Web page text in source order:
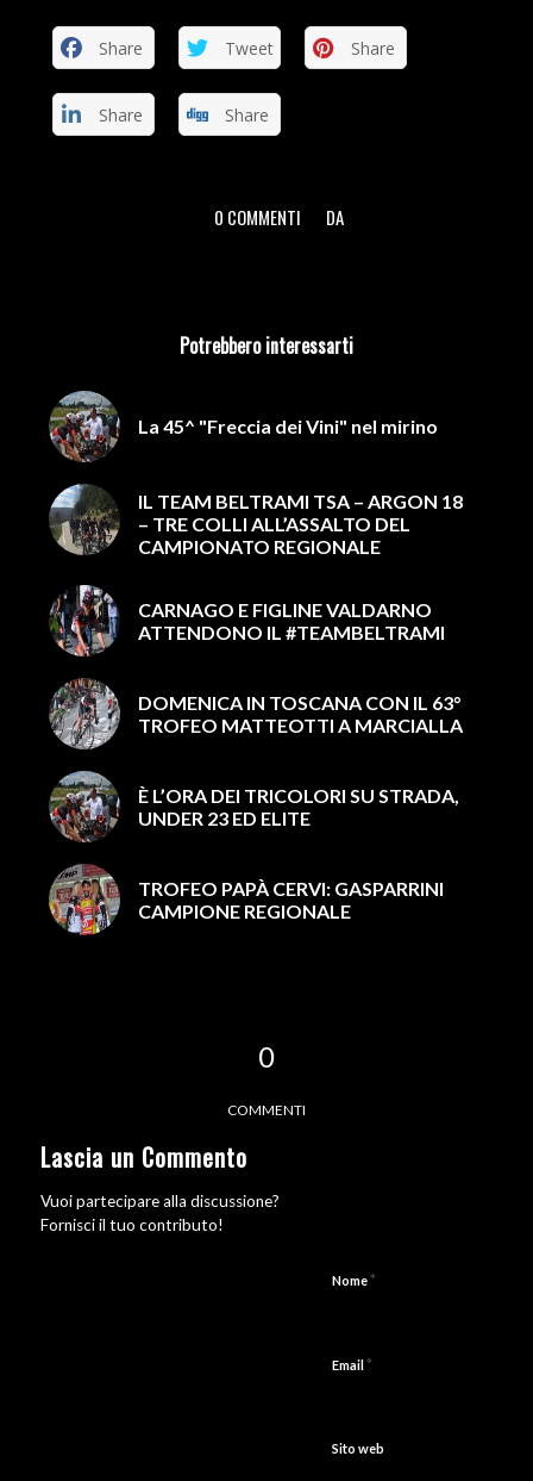
Share Tweet Share
Share Share
0 COMMENTI
/ DA
Potrebbero interessarti
La 45^ "Freccia dei Vini" nel mirino
IL TEAM BELTRAMI TSA – ARGON 18
– TRE COLLI ALL’ASSALTO DEL
CAMPIONATO REGIONALE
CARNAGO E FIGLINE VALDARNO
ATTENDONO IL #TEAMBELTRAMI
DOMENICA IN TOSCANA CON IL 63°
TROFEO MATTEOTTI A MARCIALLA
È L’ORA DEI TRICOLORI SU STRADA,
UNDER 23 ED ELITE
TROFEO PAPÀ CERVI: GASPARRINI
CAMPIONE REGIONALE
0
COMMENTI
Lascia un Commento
Vuoi partecipare alla discussione?
Fornisci il tuo contributo!
Nome*
Email *
Sito web